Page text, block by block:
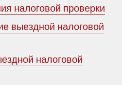
налоговой проверки
выездной налоговой
налоговой